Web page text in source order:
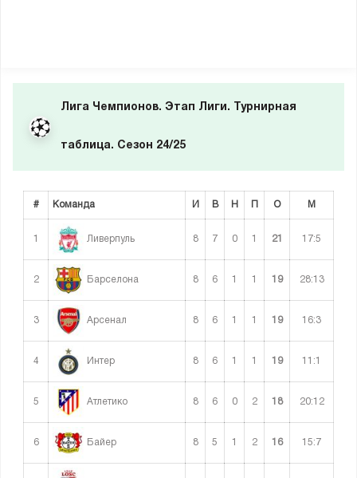
Лига Чемпионов. Этап Лиги. Турнирная
таблица. Сезон 24/25
# Команда И В Н О М
1 Ливерпуль 8 7 0 1 21 17:5
2 Барселона 8 6 1 1 19 28:13
3 Арсенал 8 6 1 1 19 16:3
4 Интер 8 6 1 1 19 11:1
5 Атлетико 8 6 0 2 18 20:12
6 Байер 8 5 1 2 16 15:7